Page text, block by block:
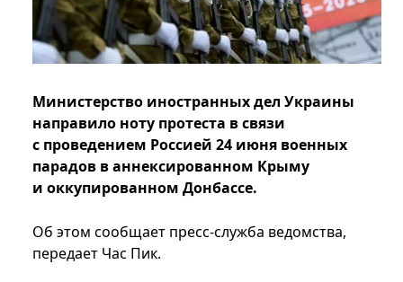
Министерство иностранных дел Украины
направило ноту протеста в связи
с проведением Россией 24 июня военных
парадов в аннексированном Крыму
и оккупированном Донбассе.
Об этом сообщает пресс-служба ведомства,
передает Час Пик.